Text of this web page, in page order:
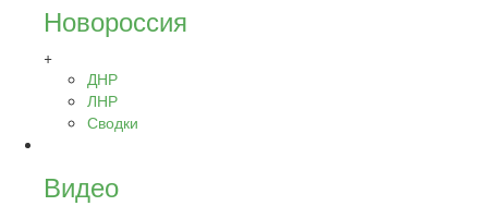
Новороссия
+
ДНР
ЛНР
Сводки
Видео